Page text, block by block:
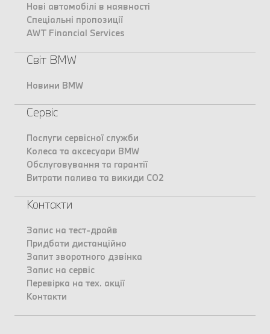
Нові автомобілі в наявності
Спеціальні пропозиції
AWT Financial Services
Світ BMW
Новини BMW
Сервіс
Послуги сервісної служби
Колеса та аксесуари BMW
Обслуговування та гарантії
Витрати палива та викиди CO2
Контакти
Запис на тест-драйв
Придбати дистанційно
Запит зворотного дзвінка
Запис на сервіс
Перевірка на тех. акції
Контакти